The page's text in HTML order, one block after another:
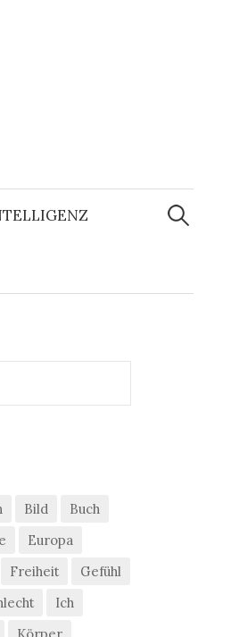
Suchen
nach:
Bild
Buch
Europa
Freiheit
Gefühl
Ich